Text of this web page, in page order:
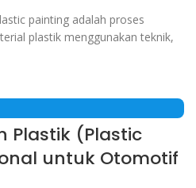
painting adalah proses
plastik menggunakan teknik,
& FINISHING,
& COATING
Plastik (Plastic
untuk Otomotif